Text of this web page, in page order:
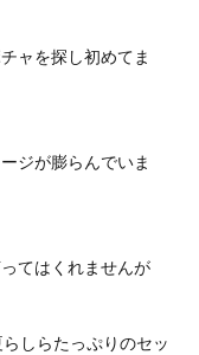
ャを探し初めてま
ジが膨らんでいま
てはくれませんが
しらたっぷりのセッ